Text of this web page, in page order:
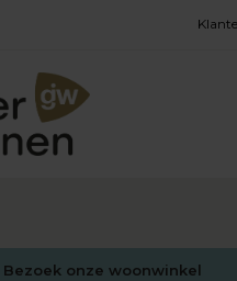
Bezoek onze woonwinkel